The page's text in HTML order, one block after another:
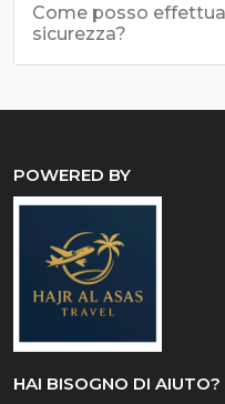
Come posso
sicurezza?
POWERED BY
HAI BISOGNO DI AIUTO?